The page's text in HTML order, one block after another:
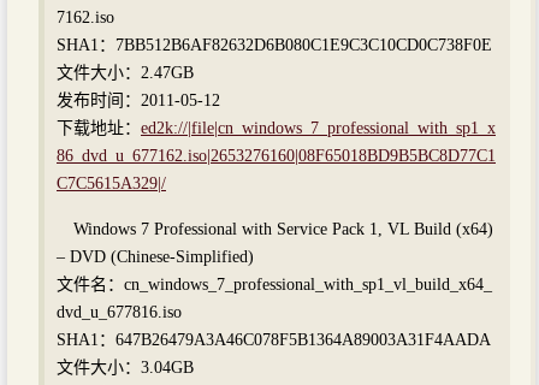
7162.iso
SHA1：7BB512B6AF82632D6B080C1E9C3C10CD0C738F0E
文件大小：2.47GB
发布时间：2011-05-12
下载地址： ed2k://|file|cn_windows_7_professional_with_sp1_x
86_dvd_u_677162.iso|2653276160|08F65018BD9B5BC8D77C1
C7C5615A329|/
Windows 7 Professional with Service Pack 1, VL Build (x64)
– DVD (Chinese-Simplified)
文件名：cn_windows_7_professional_with_sp1_vl_build_x64_
dvd_u_677816.iso
SHA1：647B26479A3A46C078F5B1364A89003A31F4AADA
文件大小：3.04GB